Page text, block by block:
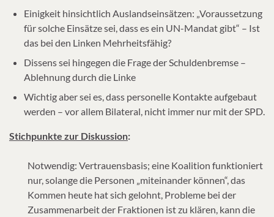
Einigkeit hinsichtlich Auslandseinsätzen: „Voraussetzung
für solche Einsätze sei, dass es ein UN-Mandat gibt“ – Ist
das bei den Linken Mehrheitsfähig?
Dissens sei hingegen die Frage der Schuldenbremse –
Ablehnung durch die Linke
Wichtig aber sei es, dass personelle Kontakte aufgebaut
werden – vor allem Bilateral, nicht immer nur mit der SPD.
Stichpunkte zur Diskussion:
Notwendig: Vertrauensbasis; eine Koalition funktioniert
nur, solange die Personen „miteinander können“, das
Kommen heute hat sich gelohnt, Probleme bei der
Zusammenarbeit der Fraktionen ist zu klären, kann die